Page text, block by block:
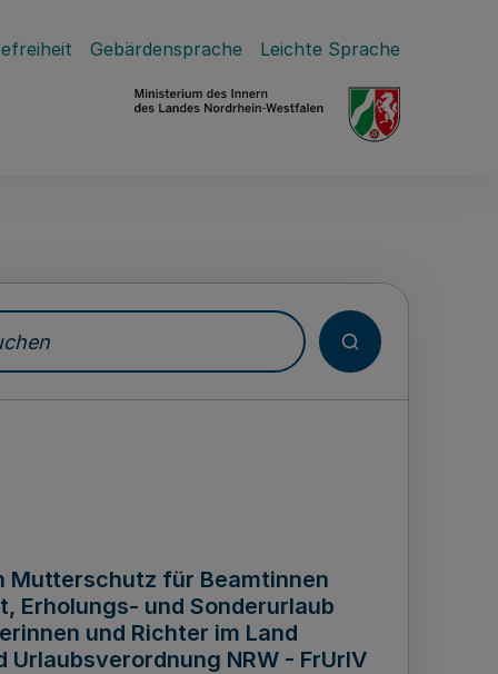
Gebärdensprache Leichte Sprache
Mutterschutz für Beamtinnen
Erholungs- und Sonderurlaub
und Richter im Land
NRW - FrUrlV